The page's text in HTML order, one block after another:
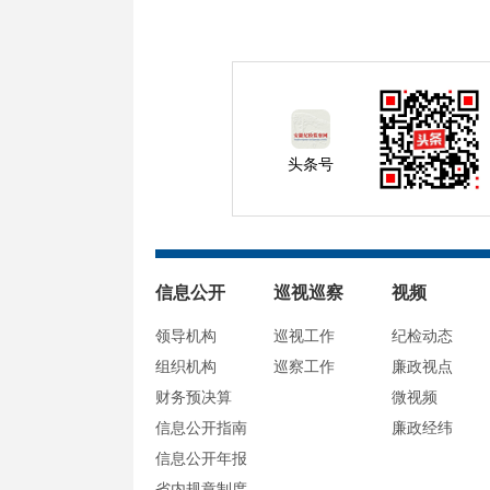
头条号
信息公开
领导机构
组织机构
财务预决算
信息公开指南
信息公开年报
巡视巡察
巡视工作
巡察工作
视频
纪检动态
廉政视点
微视频
廉政经纬